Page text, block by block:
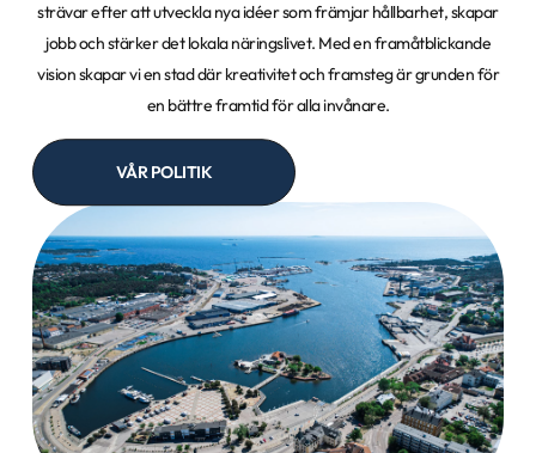
strävar efter att utveckla nya idéer som främjar hållbarhet, skapar
jobb och stärker det lokala näringslivet. Med en framåtblickande
vision skapar vi en stad där kreativitet och framsteg är grunden för
en bättre framtid för alla invånare.
VÅR POLITIK